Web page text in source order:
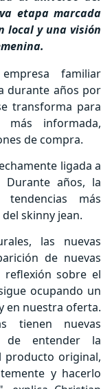
etapa marcada
local y una visión
familiar
durante años por
transforma para
informada,
de compra.
ligada a
años, la
más
skinny jean.
las nuevas
de nuevas
sobre el
ocupando un
en nuestra oferta.
tienen nuevas
de entender la
producto original,
y hacerlo